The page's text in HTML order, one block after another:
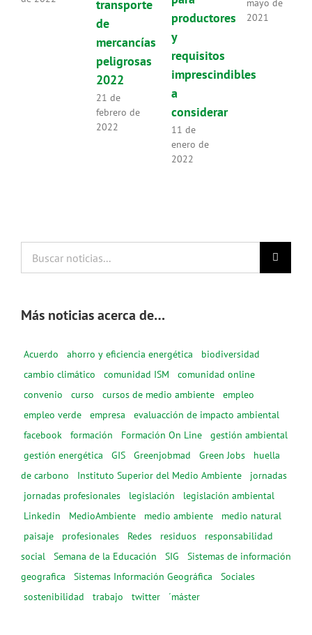
transporte
de
mercancías
peligrosas
2022
21 de
febrero de
2022
productores
y
requisitos
imprescindibles
a
considerar
11 de
enero de
2022
mayo de
2021
noticias...
Más noticias acerca de…
Acuerdo ahorro y eficiencia energética
biodiversidad
cambio climático
comunidad ISM
comunidad online
convenio
curso cursos de medio ambiente
empleo
empleo verde
empresa
evaluacción de impacto ambiental
facebook
formación Formación On Line
gestión ambiental
gestión energética
GIS Greenjobmad Green Jobs
huella
de carbono
Instituto Superior del Medio Ambiente
jornadas
jornadas profesionales
legislación
legislación ambiental
Linkedin
MedioAmbiente medio ambiente
medio natural
paisaje
profesionales Redes residuos
responsabilidad
social
Semana de la Educación SIG
Sistemas de información
geografica
Sistemas Información Geográfica
Sociales
sostenibilidad
trabajo twitter ´máster